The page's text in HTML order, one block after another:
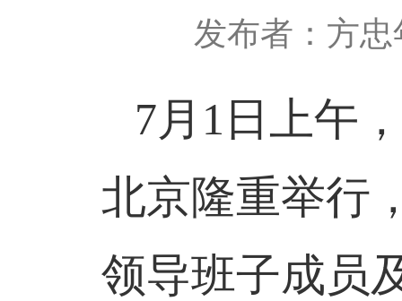
发布者：方忠
7月1日上午
北京隆重举行
领导班子成员